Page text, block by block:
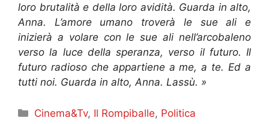
loro brutalità e della loro avidità. Guarda in alto,
Anna. L’amore umano troverà le sue ali e
inizierà a volare con le sue ali nell’arcobaleno
verso la luce della speranza, verso il futuro. Il
futuro radioso che appartiene a me, a te. Ed a
tutti noi. Guarda in alto, Anna. Lassù. »
Categorie
Cinema&Tv, Il Rompiballe, Politica